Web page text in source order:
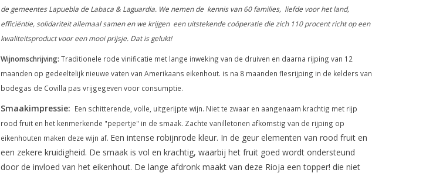
de gemeentes Lapuebla de Labaca & Laguardia. We nemen de kennis van 60 families, liefde voor het land,
efficiëntie, solidariteit allemaal samen en we krijgen een uitstekende coöperatie die zich 110 procent richt op een
kwaliteitsproduct voor een mooi prijsje. Dat is gelukt!
Wijnomschrijving: Traditionele rode vinificatie met lange inweking van de druiven en daarna rijping van 12
maanden op gedeeltelijk nieuwe vaten van Amerikaans eikenhout. is na 8 maanden flesrijping in de kelders van
bodegas de Covilla pas vrijgegeven voor consumptie.
Smaakimpressie: Een schitterende, volle, uitgerijpte wijn. Niet te zwaar en aangenaam krachtig met rijp
rood fruit en het kenmerkende "pepertje" in de smaak. Zachte vanilletonen afkomstig van de rijping op
eikenhouten maken deze wijn af. Een intense robijnrode kleur. In de geur elementen van rood fruit en
een zekere kruidigheid. De smaak is vol en krachtig, waarbij het fruit goed wordt ondersteund
door de invloed van het eikenhout. De lange afdronk maakt van deze Rioja een topper! die niet